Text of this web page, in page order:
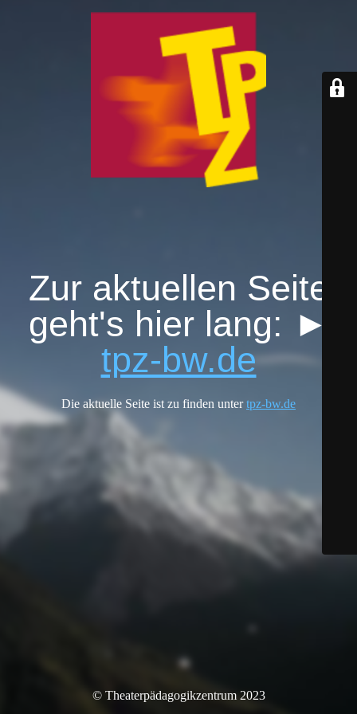
Zur aktuellen Seite
geht's hier lang: ►
tpz-bw.de
Die aktuelle Seite ist zu finden untertpz-bw.de
© Theaterpädagogikzentrum 2023